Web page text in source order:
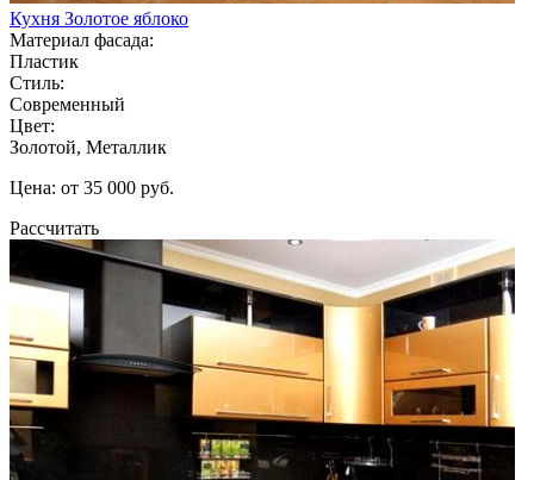
Кухня Золотое яблоко
Материал фасада:
Пластик
Стиль:
Современный
Цвет:
Золотой, Металлик
Цена: от 35 000 руб.
Рассчитать